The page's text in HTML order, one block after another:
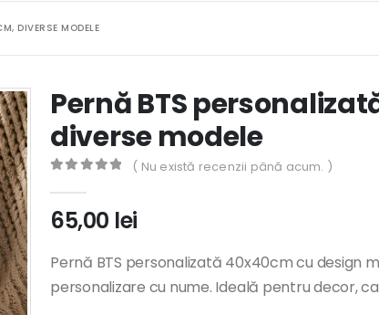
DIVERSE MODELE
Pernă BTS
diverse modele
( Nu există recenzii până acum. )
65,00 lei
Pernă BTS personalizată 40x40cm cu design
personalizare cu nume. Ideală pentru decor,